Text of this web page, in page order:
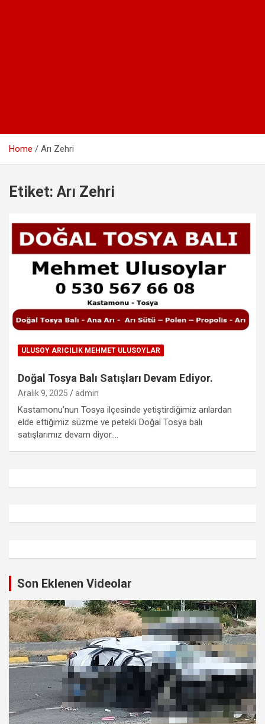
Home Arı Zehri
Etiket: Arı Zehri
ULUSOY ARICILIK MEHMET ULUSOYLAR
Doğal Tosya Balı Satışları Devam Ediyor.
Aralık 9, 2025 admin
Kastamonu’nun Tosya ilçesinde yetiştirdiğimiz arılardan
elde ettiğimiz süzme ve petekli Doğal Tosya balı
satışlarımız devam diyor.…
Son Eklenen Videolar